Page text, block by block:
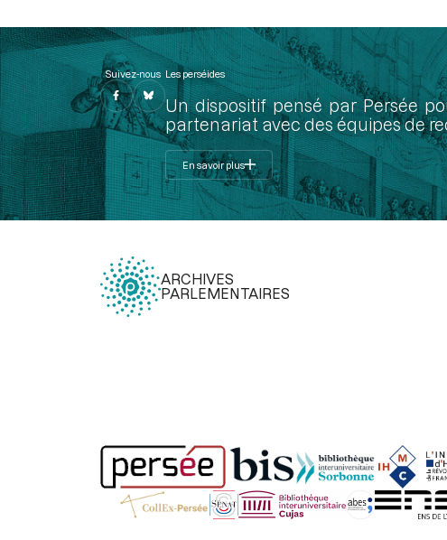
Suivez-nous Les perséides
Un dispositif pensé par Persée
partenariat avec des équipes de
En savoir plus
ARCHIVES
PARLEMENTAIRES